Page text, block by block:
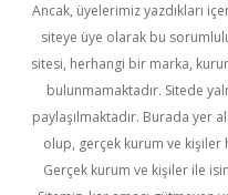
Ancak, üyelerimiz yazdıkları
siteye üye olarak bu
sitesi, herhangi bir marka,
bulunmamaktadır. Sitede
paylaşılmaktadır. Burada yer
olup, gerçek kurum ve kişiler
Gerçek kurum ve kişiler ile